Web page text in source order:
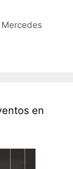
Mercedes
en